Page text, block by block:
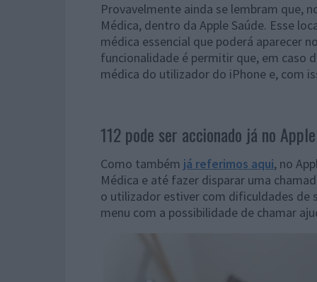
Provavelmente ainda se lembram que,
Médica, dentro da Apple Saúde. Esse
médica essencial que poderá aparecer
funcionalidade é permitir que, em caso
médica do utilizador do iPhone e, com
112 pode ser accionado já no
Como também já referimos aqui, no
Médica e até fazer disparar uma
o utilizador estiver com dificuldades de
menu com a possibilidade de chamar